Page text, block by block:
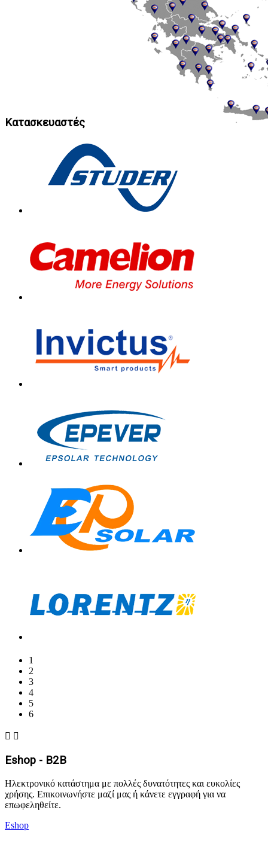
Κατασκευαστές
1
2
3
4
5
6
 
Eshop - B2B
Ηλεκτρονικό κατάστημα με πολλές δυνατότητες και ευκολίες
χρήσης. Επικοινωνήστε μαζί μας ή κάνετε εγγραφή για να
επωφεληθείτε.
Eshop